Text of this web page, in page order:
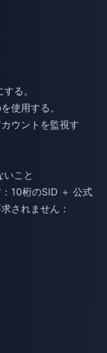
る。
使用する。
ウントを監視す
こと
10桁のSID ＋ 公式
されません：